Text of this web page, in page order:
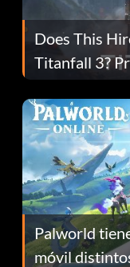
Does This
Titanfall 3?
Fans Are
Palworld
móvil